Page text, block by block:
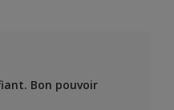
Bon pouvoir